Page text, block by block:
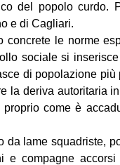
del popolo curdo.
e di Cagliari.
concrete le norme
sociale si
di popolazione più
la deriva autoritaria
come è
da lame squadriste,
e compagne